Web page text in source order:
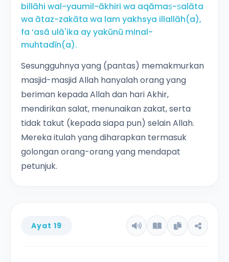
billāhi wal-yaumil-ākhiri wa aqāmaṣ-ṣalāta
wa ātaz-zakāta wa lam yakhsya illallāh(a),
fa ‘asā ulā'ika ay yakūnū minal-
muhtadīn(a).
Sesungguhnya yang (pantas) memakmurkan
masjid-masjid Allah hanyalah orang yang
beriman kepada Allah dan hari Akhir,
mendirikan salat, menunaikan zakat, serta
tidak takut (kepada siapa pun) selain Allah.
Mereka itulah yang diharapkan termasuk
golongan orang-orang yang mendapat
petunjuk.
Ayat 19